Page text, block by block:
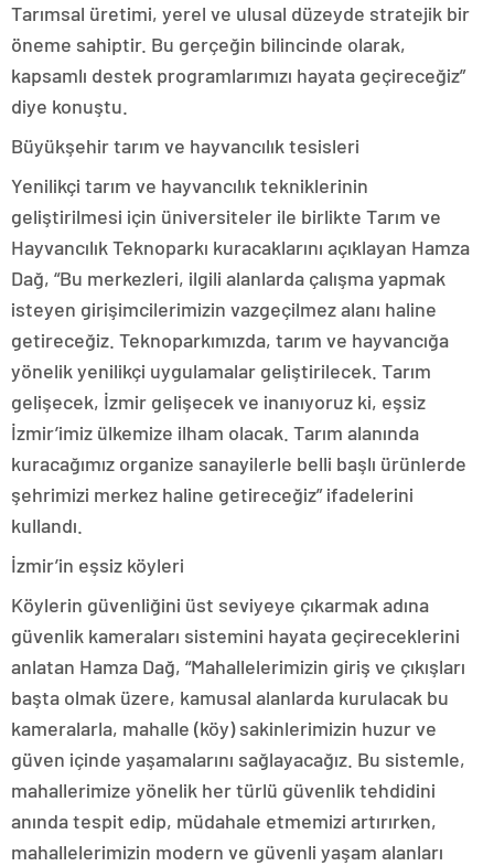
Tarımsal üretimi, yerel ve ulusal düzeyde stratejik bir
öneme sahiptir. Bu gerçeğin bilincinde olarak,
kapsamlı destek programlarımızı hayata geçireceğiz”
diye konuştu.
Büyükşehir tarım ve hayvancılık tesisleri
Yenilikçi tarım ve hayvancılık tekniklerinin
geliştirilmesi için üniversiteler ile birlikte Tarım ve
Hayvancılık Teknoparkı kuracaklarını açıklayan Hamza
Dağ, “Bu merkezleri, ilgili alanlarda çalışma yapmak
isteyen girişimcilerimizin vazgeçilmez alanı haline
getireceğiz. Teknoparkımızda, tarım ve hayvancığa
yönelik yenilikçi uygulamalar geliştirilecek. Tarım
gelişecek, İzmir gelişecek ve inanıyoruz ki, eşsiz
İzmir’imiz ülkemize ilham olacak. Tarım alanında
kuracağımız organize sanayilerle belli başlı ürünlerde
şehrimizi merkez haline getireceğiz” ifadelerini
kullandı.
İzmir’in eşsiz köyleri
Köylerin güvenliğini üst seviyeye çıkarmak adına
güvenlik kameraları sistemini hayata geçireceklerini
anlatan Hamza Dağ, “Mahallelerimizin giriş ve çıkışları
başta olmak üzere, kamusal alanlarda kurulacak bu
kameralarla, mahalle (köy) sakinlerimizin huzur ve
güven içinde yaşamalarını sağlayacağız. Bu sistemle,
mahallerimize yönelik her türlü güvenlik tehdidini
anında tespit edip, müdahale etmemizi artırırken,
mahallelerimizin modern ve güvenli yaşam alanları